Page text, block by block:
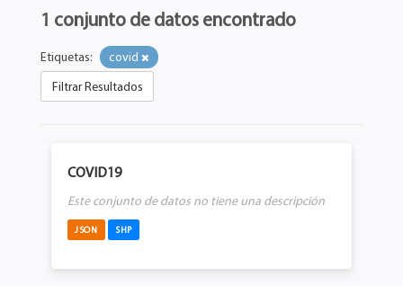
1 conjunto de datos encontrado
Etiquetas:
covid
Filtrar Resultados
COVID19
Este conjunto de datos no tiene una descripción
JSON SHP